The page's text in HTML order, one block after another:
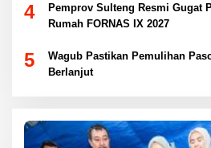
4
Pemprov Sulteng Resmi Gugat
Rumah FORNAS IX 2027
5
Wagub Pastikan Pemulihan
Berlanjut